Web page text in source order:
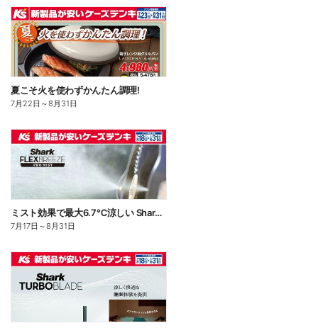
夏こそ火を使わずかんたん調理!
7月22日 ～8月31日
ミスト効果で最大6.7℃涼しい Shark FLEXBREEZE PRO MIST
7月17日 ～8月31日